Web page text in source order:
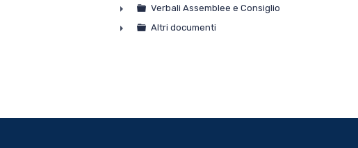
►
Verbali Assemblee e Consiglio
Altri documenti